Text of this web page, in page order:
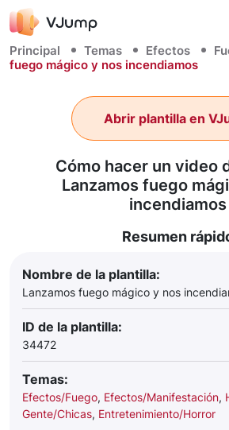
Principal Temas Efectos
fuego mágico y nos incendiamos
Cómo hacer un video
Lanzamos fuego
incendiamos
Abrir plantilla en
Resumen
Nombre de la plantilla:
Lanzamos fuego mágico y nos
ID de la plantilla:
34472
Temas:
Efectos/Fuego, Efectos/Manifestación,
Gente/Chicas, Entretenimiento/Horror